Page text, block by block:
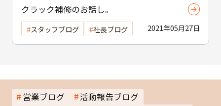
クラック補修のお話し。
2021年05月27日
スタッフブログ 社長ブログ
営業ブログ
活動報告ブログ